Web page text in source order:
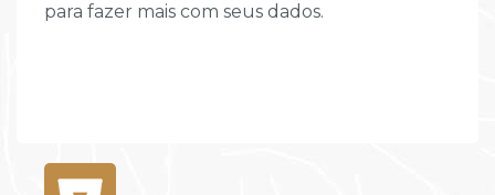
para fazer mais com seus dados.